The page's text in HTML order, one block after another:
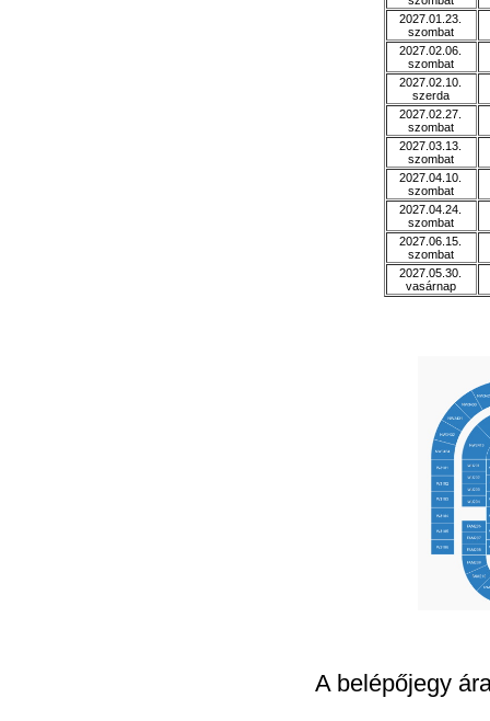
2027.01.23.
szombat
2027.02.06.
szombat
2027.02.10.
szerda
2027.02.27.
szombat
2027.03.13.
szombat
2027.04.10.
szombat
2027.04.24.
szombat
2027.06.15.
szombat
2027.05.30.
vasárnap
A belépőjegy